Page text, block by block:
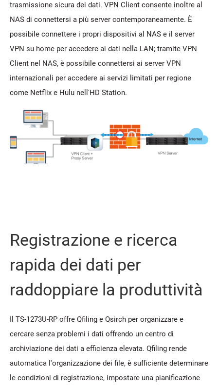
trasmissione sicura dei dati. VPN Client consente inoltre al
NAS di connettersi a più server contemporaneamente. È
possibile connettere i propri dispositivi al NAS e il server
VPN su home per accedere ai dati nella LAN; tramite VPN
Client nel NAS, è possibile connettersi ai server VPN
internazionali per accedere ai servizi limitati per regione
come Netflix e Hulu nell'HD Station.
Registrazione e ricerca
rapida dei dati per
raddoppiare la produttività
Il TS-1273U-RP offre Qfiling e Qsirch per organizzare e
cercare senza problemi i dati offrendo un centro di
archiviazione dei dati a efficienza elevata. Qfiling rende
automatica l'organizzazione dei file, è sufficiente determinare
le condizioni di registrazione, impostare una pianificazione